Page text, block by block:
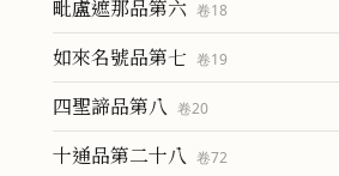
毗盧遮那品第六 卷18
如來名號品第七 卷19
四聖諦品第八 卷20
十通品第二十八 卷72